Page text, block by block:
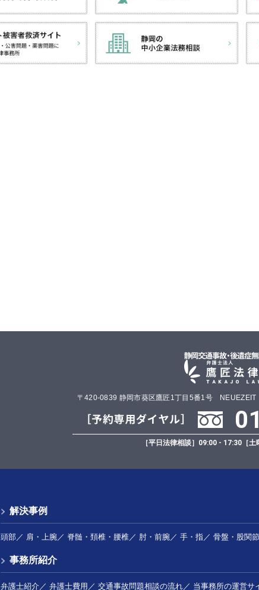
〒420-0839 静岡市葵区鷹匠1丁目5番1号
［平日法律相談］ 09:00 - 17:30 ［
解決事例
頭部／ 肩・上腕／ 脊髄・頚椎・腰椎／ 肘・前腕／ 手・指／ 骨盤・股関
事務所紹介
弁護士紹介／ 弁護士費用 ／ 交通事故問題相談の流れ／ 当事務所の運営サ